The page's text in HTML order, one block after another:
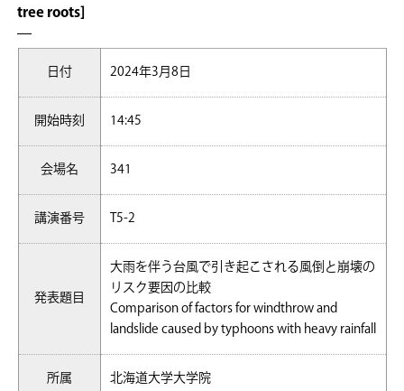
tree roots]
日付 2024年3月8日
開始時刻 14:45
会場名 341
講演番号 T5-2
発表題目
大雨を伴う台風で引き起こされる風倒と崩壊の
リスク要因の比較
Comparison of factors for windthrow and
landslide caused by typhoons with heavy rainfall
所属 北海道大学大学院